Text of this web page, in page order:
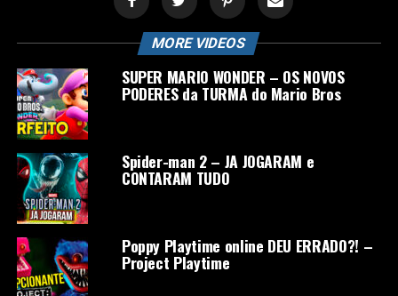
MORE VIDEOS
SUPER MARIO WONDER – OS NOVOS
PODERES da TURMA do Mario Bros
Spider-man 2 – JA JOGARAM e
CONTARAM TUDO
Poppy Playtime online DEU ERRADO?! –
Project Playtime